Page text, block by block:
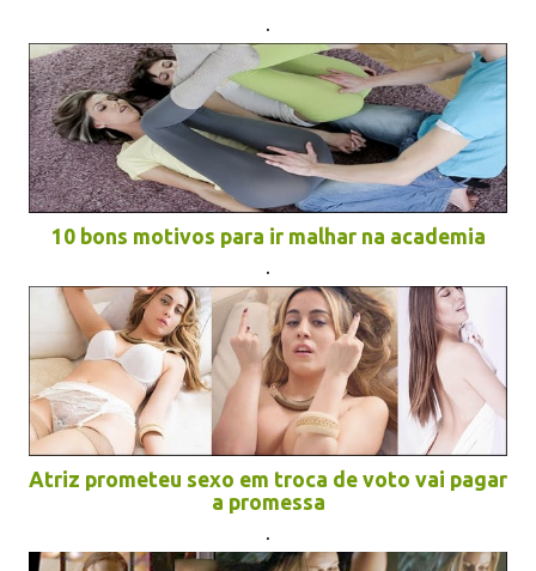
.
10 bons motivos para ir malhar na academia
.
Atriz prometeu sexo em troca de voto vai pagar
a promessa
.